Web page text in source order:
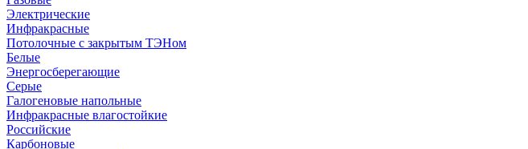
Электрические
Инфракрасные
Потолочные с закрытым ТЭНом
Белые
Энергосберегающие
Серые
Галогеновые напольные
Инфракрасные влагостойкие
Российские
Карбоновые